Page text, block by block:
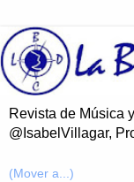
Revista de Música
@IsabelVillagar,